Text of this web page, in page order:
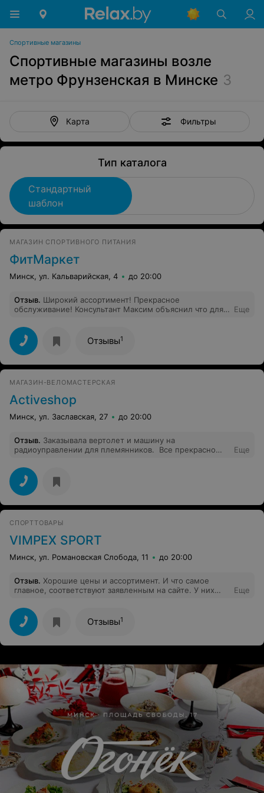
Спортивные магазины
Спортивные магазины возле
метро Фрунзенская в Минске 3
Карта Фильтры
Тип каталога
Стандартный
шаблон
МАГАЗИН СПОРТИВНОГО ПИТАНИЯ
ФитМаркет
Минск, ул. Кальварийская, 4 до 20:00
Отзыв. Широкий ассортимент! Прекрасное
обслуживание! Консультант Максим объяснил что для
сделали скидку!
Еще
Отзывы1
МАГАЗИН-ВЕЛОМАСТЕРСКАЯ
Activeshop
Минск, ул. Заславская, 27 до 20:00
Отзыв. Заказывала вертолет и машину на
радиоуправлении для племянников. Все прекрасно
Консультант прекрасный.
Еще
СПОРТТОВАРЫ
VIMPEX SPORT
Минск, ул. Романовская Слобода, 11 до 20:00
Отзыв. Хорошие цены и ассортимент. И что самое
главное, соответствуют заявленным на сайте. У них
на сайте.
Еще
Отзывы1